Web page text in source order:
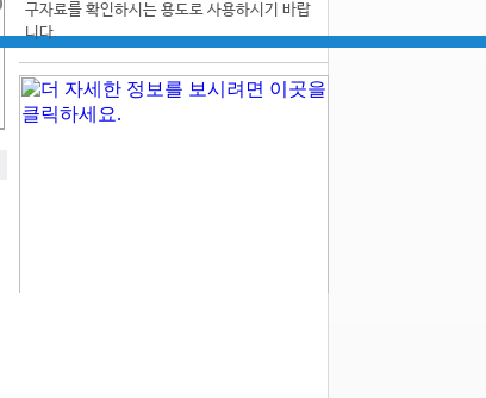
구자료를 확인하시는 용도로 사용하시기 바랍
니다.